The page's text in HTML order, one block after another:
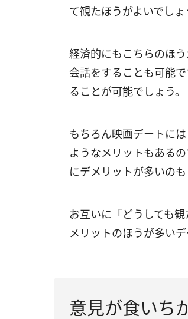
て観たほうがよいでしょ
経済的にもこちらのほ
会話をすることも可能
ることが可能でしょう。
もちろん映画デートに
ようなメリットもある
にデメリットが多いの
お互いに「どうしても
メリットのほうが多いデ
意見が食いち